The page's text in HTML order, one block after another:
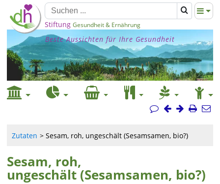
Stiftung Gesundheit & Ernährung
Beste Aussichten für Ihre Gesundheit
Zutaten Sesam, roh, ungeschält (Sesamsamen, bio?)
Sesam, roh,
ungeschält (Sesamsamen, bio?)